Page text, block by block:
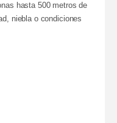
hasta 500 metros de
niebla o condiciones